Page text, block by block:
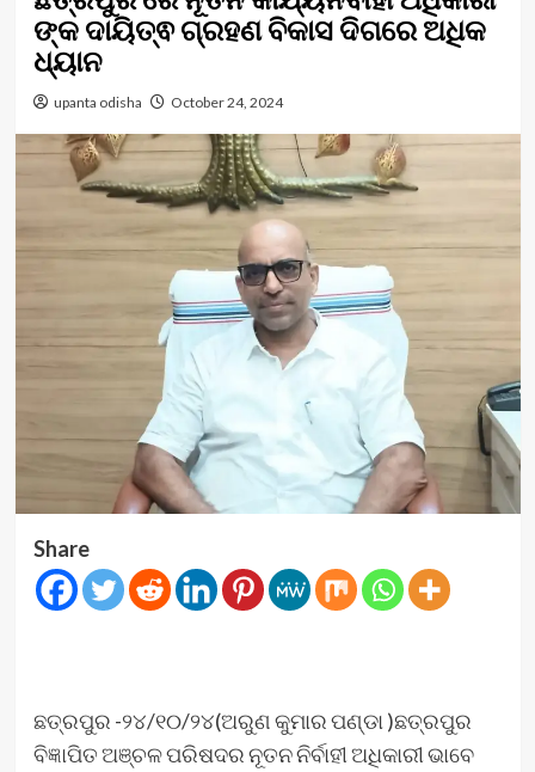
ଙ୍କ ଦାୟିତ୍ଵ ଗ୍ରହଣ ବିକାସ ଦିଗରେ ଅଧିକ
ଧ୍ୟାନ
upanta odisha October 24, 2024
Share
ଛତ୍ରପୁର -୨୪/୧୦/୨୪(ଅରୁଣ କୁମାର ପଣ୍ଡା )ଛତ୍ରପୁର
ବିଜ୍ଞାପିତ ଅଞ୍ଚଳ ପରିଷଦର ନୂତନ ନିର୍ବାହୀ ଅଧିକାରୀ ଭାବେ